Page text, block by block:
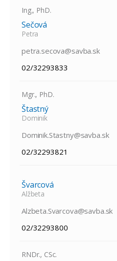
Ing., PhD.
Sečová
Petra
petra.secova@savba.sk
02/32293833
Mgr., PhD.
Štastný
Dominik
Dominik.Stastny@savba.sk
02/32293821
Švarcová
Alžbeta
Alzbeta.Svarcova@savba.sk
02/32293800
RNDr., CSc.